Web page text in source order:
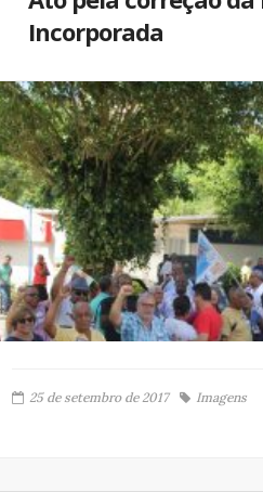
Incorporada
25 de setembro de 2017 Imagens